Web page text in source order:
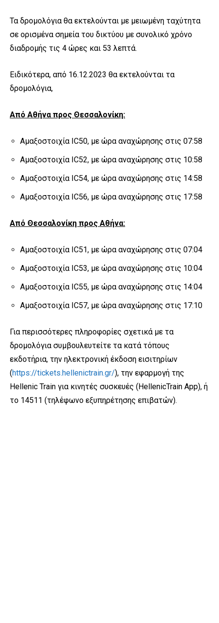
Τα δρομολόγια θα εκτελούνται με μειωμένη ταχύτητα
σε ορισμένα σημεία του δικτύου με συνολικό χρόνο
διαδρομής τις 4 ώρες και 53 λεπτά.
Ειδικότερα, από 16.12.2023 θα εκτελούνται τα
δρομολόγια,
Από Αθήνα προς Θεσσαλονίκη:
Αμαξοστοιχία IC50, με ώρα αναχώρησης στις 07:58
Αμαξοστοιχία IC52, με ώρα αναχώρησης στις 10:58
Αμαξοστοιχία IC54, με ώρα αναχώρησης στις 14:58
Αμαξοστοιχία IC56, με ώρα αναχώρησης στις 17:58
Από Θεσσαλονίκη προς Αθήνα:
Αμαξοστοιχία IC51, με ώρα αναχώρησης στις 07:04
Αμαξοστοιχία IC53, με ώρα αναχώρησης στις 10:04
Αμαξοστοιχία IC55, με ώρα αναχώρησης στις 14:04
Αμαξοστοιχία IC57, με ώρα αναχώρησης στις 17:10
Για περισσότερες πληροφορίες σχετικά με τα
δρομολόγια συμβουλευτείτε τα κατά τόπους
εκδοτήρια, την ηλεκτρονική έκδοση εισιτηρίων
(https://tickets.hellenictrain.gr/), την εφαρμογή της
Hellenic Train για κινητές συσκευές (HellenicTrain App), ή
το 14511 (τηλέφωνο εξυπηρέτησης επιβατών).